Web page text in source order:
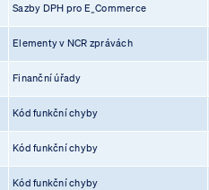
Sazby DPH pro E_Commerce
Elementy v NCR zprávách
Finanční úřady
Kód funkční chyby
Kód funkční chyby
Kód funkční chyby